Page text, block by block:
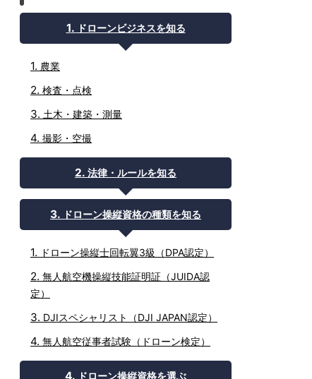
ドローンビジネスを知る
農業
検査・点検
土木・建築・測量
撮影・空撮
法律・ルールを知る
ドローン操縦資格の種類を知る
ドローン操縦士回転翼3級（DPA認定）
無人航空機操縦技能証明証（JUIDA認
定）
DJIスペシャリスト（DJI JAPAN認定）
無人航空従事者試験（ドローン検定）
ドローン操縦資格を選ぶ